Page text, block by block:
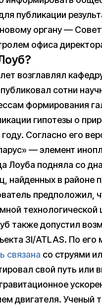
публикации
органу —
офиса
возглавлял
сотни
формирования
гипотезы о
Согласно его
— элемент
Лоуба подняла со
найденных в районе
предположил,
технологической
также допустил
3I/ATLAS. По его
связана со струями
свой путь или
двигателя. Ученый